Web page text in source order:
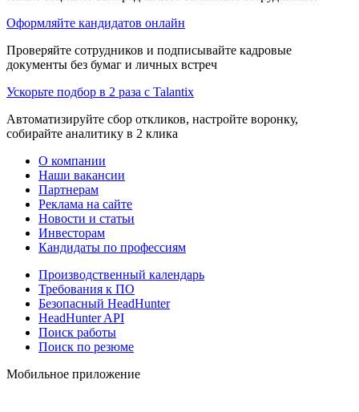
Оформляйте кандидатов онлайн
Проверяйте сотрудников и подписывайте кадровые
документы без бумаг и личных встреч
Ускорьте подбор в 2 раза с Talantix
Автоматизируйте сбор откликов, настройте воронку,
собирайте аналитику в 2 клика
О компании
Наши вакансии
Партнерам
Реклама на сайте
Новости и статьи
Инвесторам
Кандидаты по профессиям
Производственный календарь
Требования к ПО
Безопасный HeadHunter
HeadHunter API
Поиск работы
Поиск по резюме
Мобильное приложение